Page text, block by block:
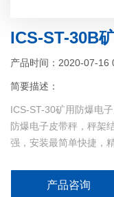
ICS-ST-30B
产品时间：2020-07-16
简要描述：
ICS-ST-30矿用防爆电
防爆电子皮带秤，秤架
强，安装最简单快捷，
产品咨询